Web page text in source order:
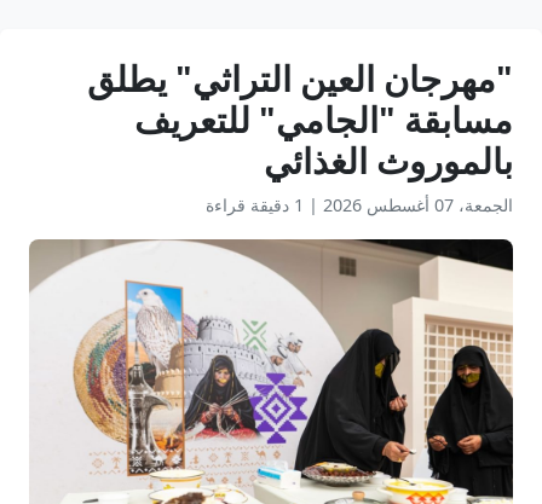
"مهرجان العين التراثي" يطلق
مسابقة "الجامي" للتعريف
بالموروث الغذائي
الجمعة، 07 أغسطس 2026 | 1 دقيقة قراءة